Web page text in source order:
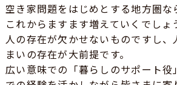
空き家問題をはじめとする地方圏な
これからますます増えていくでしょ
人の存在が欠かせないものですし
まいの存在が大前提です。
広い意味での「暮らしのサポート役